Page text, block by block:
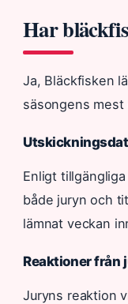
Har
Ja, Bläckfisken
säsongens
Enligt
både juryn och
lämnat veckan
Reaktioner från
Juryns reaktion